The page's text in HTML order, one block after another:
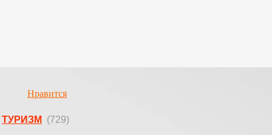
Нравится
ТУРИЗМ (729)